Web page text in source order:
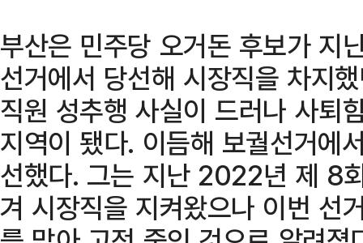
부산은 민주당 오거돈 후보가
선거에서 당선해 시장직을 차지
직원 성추행 사실이 드러나 사퇴
지역이 됐다. 이듬해 보궐선거에
선했다. 그는 지난 2022년 제 8
겨 시장직을 지켜왔으나 이번 선